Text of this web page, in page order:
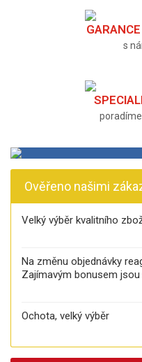
s
Ověřeno našimi
Velký výběr kvalitního
Na změnu objednávky
Zajímavým bonusem
Ochota, velký výběr